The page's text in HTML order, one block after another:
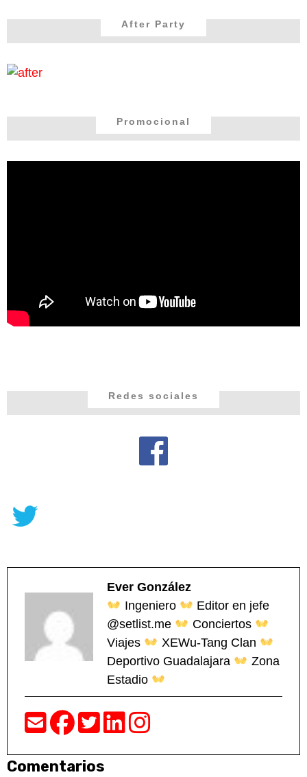
After Party
Promocional
Redes sociales
Ever González
Ingeniero
Editor en jefe
@setlist.me
Conciertos
Viajes
XEWu-Tang Clan
Deportivo Guadalajara
Zona
Estadio
Comentarios